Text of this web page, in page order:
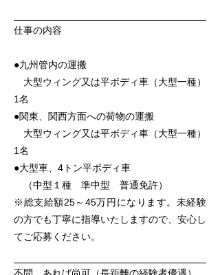
仕事の内容
●九州管内の運搬
大型ウィング又は平ボディ車（大型一種）
1名
●関東、関西方面への荷物の運搬
大型ウィング又は平ボディ車（大型一種）
1名
●大型車、4トン平ボディ車
​ （中型１種 準中型 普通免許）
※総支給額25～45万円になります。未経験
の方でも丁寧に指導いたしますので、安心し
てご応募ください。